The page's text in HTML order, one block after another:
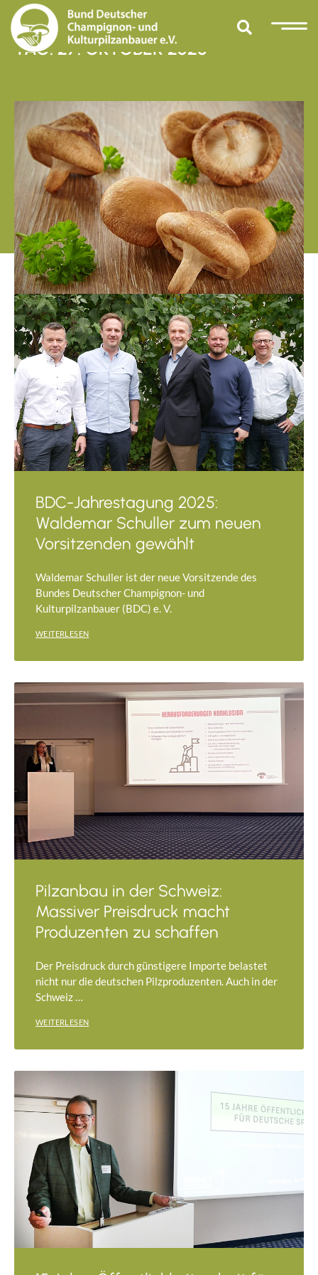
TAG: 27. OKTOBER 2025
BDC-Jahrestagung 2025:
Waldemar Schuller zum neuen
Vorsitzenden gewählt
Waldemar Schuller ist der neue Vorsitzende des
Bundes Deutscher Champignon- und
Kulturpilzanbauer (BDC) e. V.
WEITERLESEN
Pilzanbau in der Schweiz:
Massiver Preisdruck macht
Produzenten zu schaffen
Der Preisdruck durch günstigere Importe belastet
nicht nur die deutschen Pilzproduzenten. Auch in der
Schweiz …
WEITERLESEN